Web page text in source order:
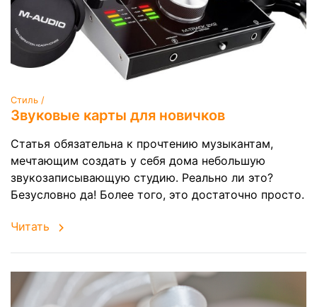
Стиль /
Звуковые карты для новичков
Статья обязательна к прочтению музыкантам,
мечтающим создать у себя дома небольшую
звукозаписывающую студию. Реально ли это?
Безусловно да! Более того, это достаточно просто.
Читать